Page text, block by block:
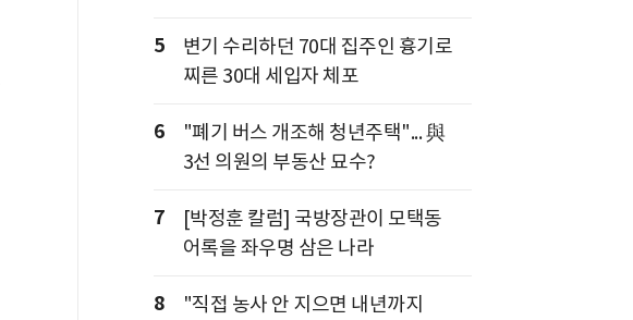
5
변기 수리하던 70대 집주인 흉기로
찌른 30대 세입자 체포
6
"폐기 버스 개조해 청년주택"... 與
3선 의원의 부동산 묘수?
7
[박정훈 칼럼] 국방장관이 모택동
어록을 좌우명 삼은 나라
8
"직접 농사 안 지으면 내년까지